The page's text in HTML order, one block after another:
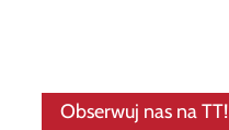
Obserwuj nas na TT!